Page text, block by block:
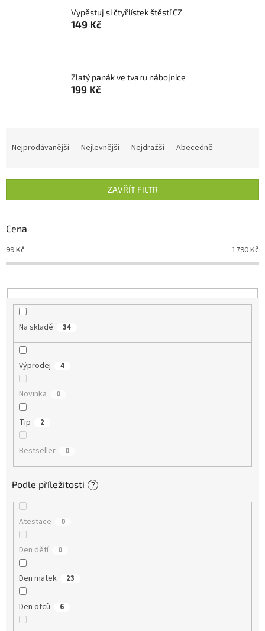
Vypěstuj si čtyřlístek štěstí CZ
149 Kč
Zlatý panák ve tvaru nábojnice
199 Kč
í
r
o
d
u
t
ů
Nejprodávanější Nejlevnější Nejdražší Abecedně
ZAVŘÍT FILTR
Cena
99Kč 1790Kč
Na skladě 34
Výprodej 4
Novinka 0
Tip 2
Bestseller 0
Podle příležitosti ?
Atestace 0
Den dětí 0
Den matek 23
Den otců 6